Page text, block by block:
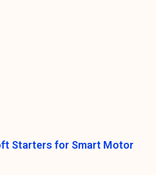
Starters for Smart Motor